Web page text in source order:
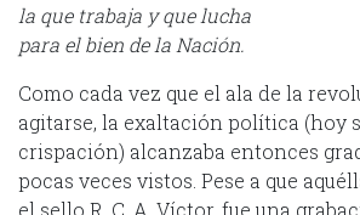
la que trabaja y que lucha
para el bien de la Nación.
Como cada vez que el ala de la
agitarse, la exaltación política (hoy
crispación) alcanzaba entonces
pocas veces vistos. Pese a que
el sello R. C. A. Víctor, fue una